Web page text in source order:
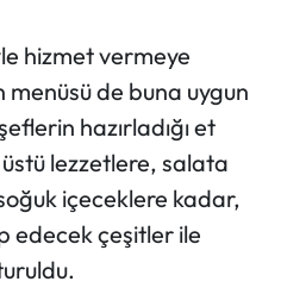
hizmet vermeye
de buna uygun
hazırladığı et
lezzetlere, salata
içeceklere kadar,
edecek çeşitler ile